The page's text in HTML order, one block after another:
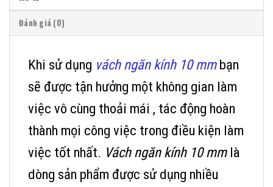
Đánh giá (0)
Khi sử dụng vách ngăn kính 10 mmbạn
sẽ được tận hưởng một không gian làm
việc vô cùng thoải mái , tác động hoàn
thành mọi công việc trong điều kiện làm
việc tốt nhất. Vách ngăn kính 10 mmlà
dòng sản phẩm được sử dụng nhiều